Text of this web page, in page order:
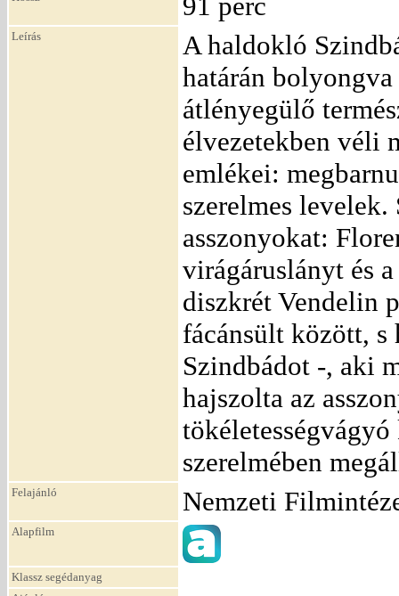
Leírás
A haldokló
határán
átlényegülő
élvezetekben véli
emlékei:
szerelmes
asszonyokat:
virágáruslányt és
diszkrét Vendelin
fácánsült között, s
Szindbádot -, aki
hajszolta az
szerelmében
Felajánló Nemzeti
Alapfilm
Klassz segédanyag